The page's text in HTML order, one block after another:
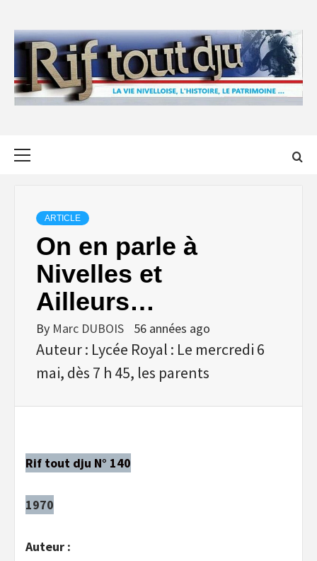
content
ARTICLE
On en parle à
Nivelles et
Ailleurs…
By Marc DUBOIS 56 années ago
Auteur : Lycée Royal : Le mercredi 6
mai, dès 7 h 45, les parents
Rif tout dju N° 140
1970
Auteur :